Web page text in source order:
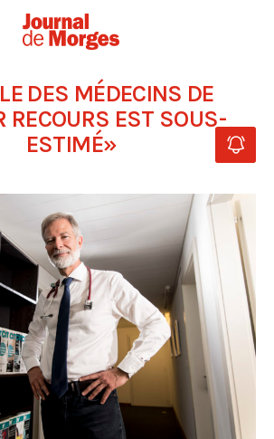
DES MÉDECINS DE
RECOURS EST SOUS-
ESTIMÉ»